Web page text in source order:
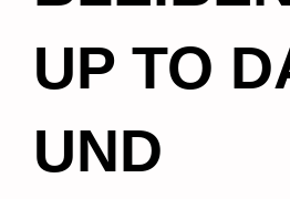
UP TO
UND